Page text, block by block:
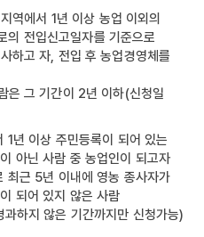
역에서 1년 이상 농업 이외의
의 전입신고일자를 기준으로
하고 자, 전입 후 농업경영체를
은 그 기간이 2년 이하(신청일
1년 이상 주민등록이 되어 있는
아닌 사람 중 농업인이 되고자
최근 5년 이내에 영농 종사자가
되어 있지 않은 사람
하지 않은 기간까지만 신청가능)